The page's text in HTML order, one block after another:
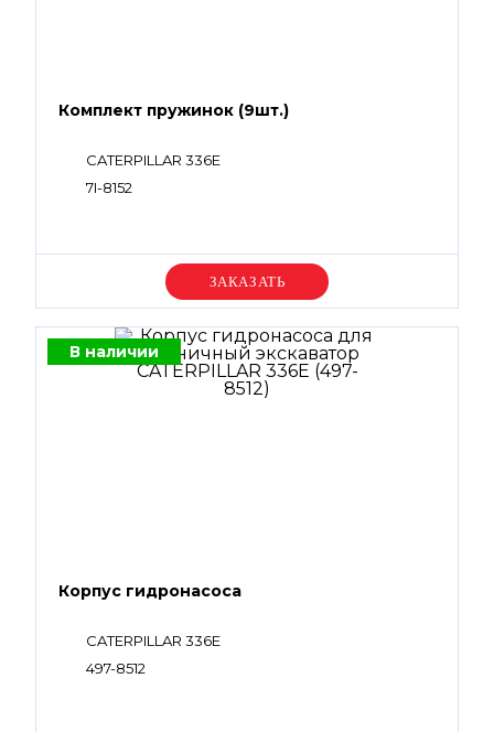
Комплект пружинок (9шт.)
CATERPILLAR 336E
7I-8152
Уточняйте цену
В наличии
Корпус гидронасоса
CATERPILLAR 336E
497-8512